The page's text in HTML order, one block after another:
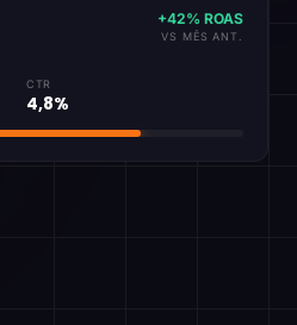
+42% ROAS
VS MÊS ANT.
CTR
4,8%